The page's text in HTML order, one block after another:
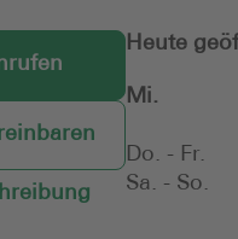
Heute
Mi.
Do. - Fr.
Sa. - So.